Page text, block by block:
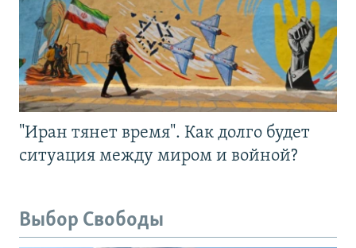
"Иран тянет время". Как долго будет
ситуация между миром и войной?
Выбор Свободы